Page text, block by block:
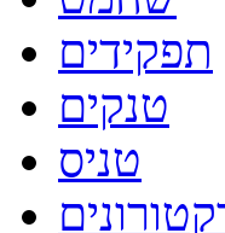
תפקידים
טנקים
טניס